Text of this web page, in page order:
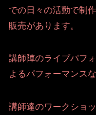
での日々の活動で制
販売があります。
講師陣のライブパフ
よるパフォーマンス
講師達のワークショ